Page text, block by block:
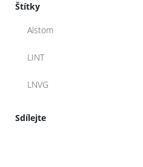
Štítky
Alstom
LINT
LNVG
Sdílejte